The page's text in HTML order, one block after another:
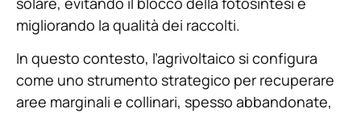
migliorando la qualità dei raccolti.
In questo contesto, l’agrivoltaico si configura
come uno strumento strategico per recuperare
aree marginali e collinari, spesso abbandonate,